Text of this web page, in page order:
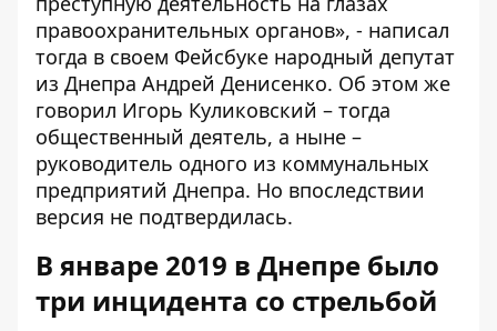
правоохранительных органов», - написал
тогда в своем Фейсбуке народный депутат
из Днепра Андрей Денисенко. Об этом же
говорил Игорь Куликовский – тогда
общественный деятель, а ныне –
руководитель одного из коммунальных
предприятий Днепра. Но впоследствии
версия не подтвердилась.
В январе 2019 в Днепре было
три инцидента со стрельбой